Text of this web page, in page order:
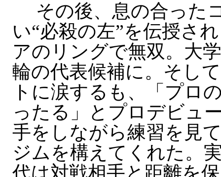
その後、息の合った
い“必殺の左”を伝授さ
アのリングで無双。大
輪の代表候補に。そし
トに涙するも、「プロ
ったる」とプロデビュ
手をしながら練習を見
ジムを構えてくれた。
代は対戦相手と距離を